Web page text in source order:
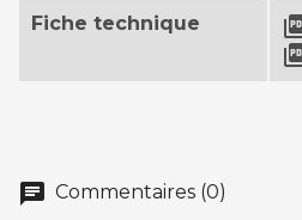
Fiche technique
chat Commentaires (0)